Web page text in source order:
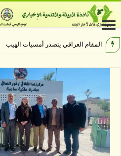
المقام العراقي يتصدر أمسيات